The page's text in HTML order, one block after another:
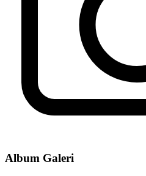
Album Galeri